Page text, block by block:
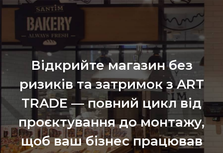
Відкрийте магазин без
ризиків та затримок з ART
TRADE — повний цикл від
проєктування до монтажу,
щоб ваш бізнес працював